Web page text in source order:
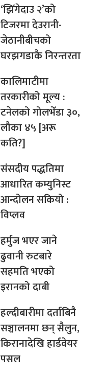
‘झिँगेदाउ २’को
टिजरमा देउरानी-
जेठानीबीचको
घरझगडाकै निरन्तरता
कालिमाटीमा
तरकारीको मूल्य :
टनेलको गोलभेँडा ३०,
लौका ४५ [अरू
कति?]
संसदीय पद्धतिमा
आधारित कम्युनिस्ट
आन्दोलन सकियो :
विप्लव
हर्मुज भएर जाने
ढुवानी रुटबारे
सहमति भएको
इरानको दाबी
हल्दीबारीमा दर्ताबिनै
सञ्चालनमा छन् सैलुन,
किरानादेखि हार्डवेयर
पसल